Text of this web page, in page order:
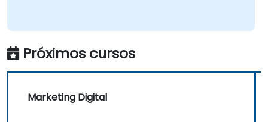
Próximos cursos
Marketing Digital